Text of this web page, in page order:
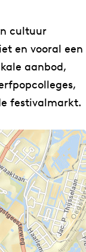
cultuur
en vooral een
aanbod,
festivalmarkt.